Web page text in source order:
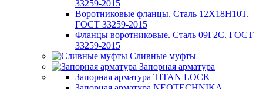
33259-2015
Воротниковые фланцы. Сталь 12Х18Н10Т.
ГОСТ 33259-2015
Фланцы воротниковые. Сталь 09Г2С. ГОСТ
33259-2015
Сливные муфты
Запорная арматура
Запорная арматура TITAN LOCK